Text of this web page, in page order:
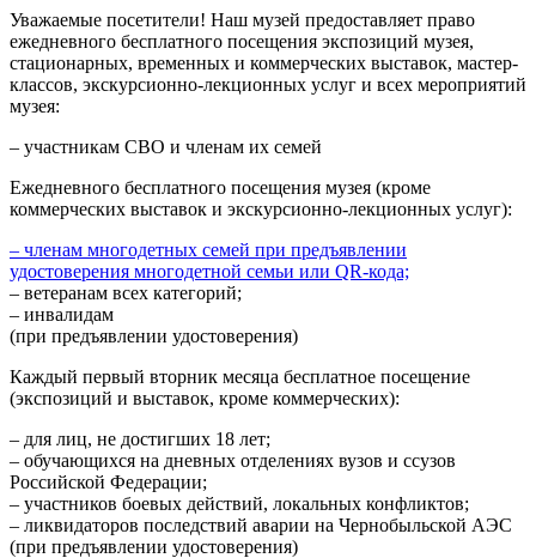
Уважаемые посетители! Наш музей предоставляет право
ежедневного бесплатного посещения экспозиций музея,
стационарных, временных и коммерческих выставок, мастер-
классов, экскурсионно-лекционных услуг и всех мероприятий
музея:
– участникам СВО и членам их семей
Ежедневного бесплатного посещения музея (кроме
коммерческих выставок и экскурсионно-лекционных услуг):
– членам многодетных семей при предъявлении
удостоверения многодетной семьи или QR-кода;
– ветеранам всех категорий;
– инвалидам
(при предъявлении удостоверения)
Каждый первый вторник месяца бесплатное посещение
(экспозиций и выставок, кроме коммерческих):
– для лиц, не достигших 18 лет;
– обучающихся на дневных отделениях вузов и ссузов
Российской Федерации;
– участников боевых действий, локальных конфликтов;
– ликвидаторов последствий аварии на Чернобыльской АЭС
(при предъявлении удостоверения)